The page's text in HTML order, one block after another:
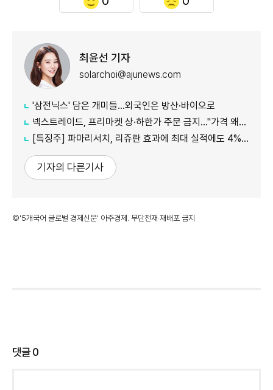
최윤선 기자
solarchoi@ajunews.com
'삼전닉스' 담은 개미들…외국인은 방산·바이오로
넥스트레이드, 프리마켓 상·하한가 주문 금지…"가격 왜곡 방지"
[특징주] 파마리서치, 리쥬란 효과에 최대 실적에도 4%대 약세
기자의 다른기사
©'5개국어 글로벌 경제신문' 아주경제. 무단전재·재배포 금지
댓글0